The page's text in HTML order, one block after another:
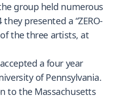
group held numerous
they presented a “ZERO-
the three artists, at
a four year
of Pennsylvania.
to the Massachusetts